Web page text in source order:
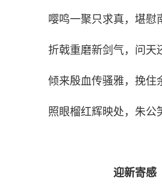
嘤鸣一聚只求真，堪慰
折戟重磨新剑气，问天
倾来殷血传骚雅，挽住
照眼榴红辉映处，朱公
迎新寄感